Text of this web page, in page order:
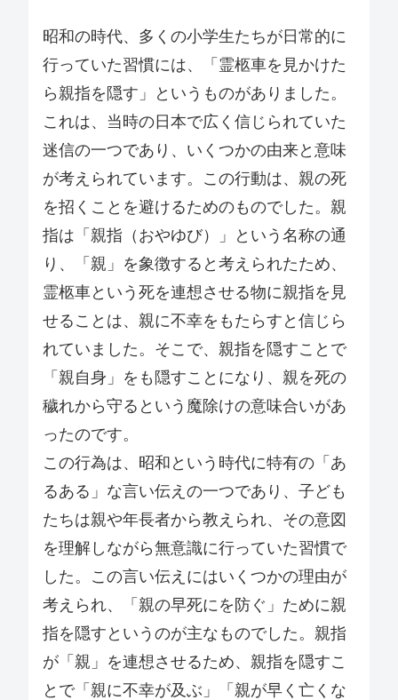
昭和の時代、多くの小学生たちが日常的に
行っていた習慣には、「霊柩車を見かけた
ら親指を隠す」というものがありました。
これは、当時の日本で広く信じられていた
迷信の一つであり、いくつかの由来と意味
が考えられています。この行動は、親の死
を招くことを避けるためのものでした。親
指は「親指（おやゆび）」という名称の通
り、「親」を象徴すると考えられたため、
霊柩車という死を連想させる物に親指を見
せることは、親に不幸をもたらすと信じら
れていました。そこで、親指を隠すことで
「親自身」をも隠すことになり、親を死の
穢れから守るという魔除けの意味合いがあ
ったのです。
この行為は、昭和という時代に特有の「あ
るある」な言い伝えの一つであり、子ども
たちは親や年長者から教えられ、その意図
を理解しながら無意識に行っていた習慣で
した。この言い伝えにはいくつかの理由が
考えられ、「親の早死にを防ぐ」ために親
指を隠すというのが主なものでした。親指
が「親」を連想させるため、親指を隠すこ
とで「親に不幸が及ぶ」「親が早く亡くな